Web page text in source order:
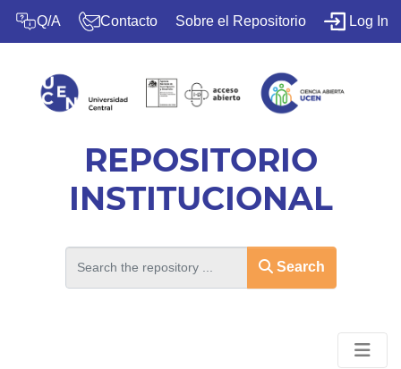
Q/A Contacto Sobre el Repositorio Log In
REPOSITORIO
INSTITUCIONAL
Search